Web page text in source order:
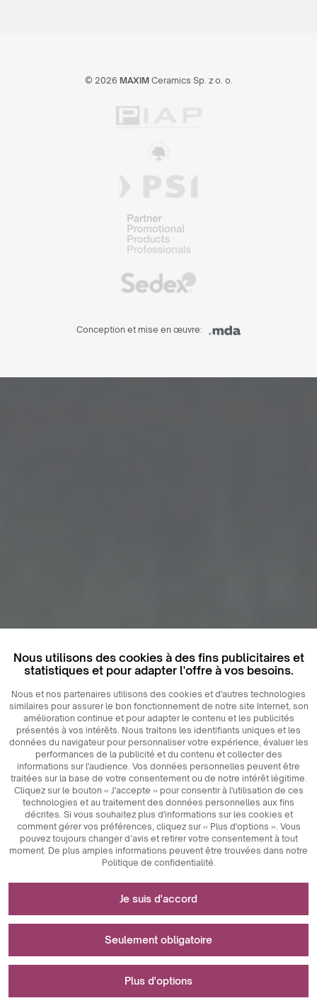
© 2026 MAXIMCeramics Sp. z o. o.
Conception et mise en œuvre:
Nous utilisons des cookies à des fins publicitaires et
statistiques et pour adapter l'offre à vos besoins.
Nous et nos partenaires utilisons des cookies et d'autres technologies
similaires pour assurer le bon fonctionnement de notre site Internet, son
amélioration continue et pour adapter le contenu et les publicités
présentés à vos intérêts. Nous traitons les identifiants uniques et les
données du navigateur pour personnaliser votre expérience, évaluer les
performances de la publicité et du contenu et collecter des
informations sur l'audience. Vos données personnelles peuvent être
traitées sur la base de votre consentement ou de notre intérêt légitime.
Cliquez sur le bouton « J'accepte » pour consentir à l'utilisation de ces
technologies et au traitement des données personnelles aux fins
décrites. Si vous souhaitez plus d'informations sur les cookies et
comment gérer vos préférences, cliquez sur « Plus d'options ». Vous
pouvez toujours changer d’avis et retirer votre consentement à tout
moment. De plus amples informations peuvent être trouvées dans notre
Politique de confidentialité.
Nécessaire au fonctionnement du site internet
Les cookies techniquement nécessaires sont des
éléments clés qui garantissent le bon fonctionnement du
site Internet. Ceux-ci incluent des identifiants de session,
qui nous permettent de vous reconnaître lorsque vous
cohérence des sessions et activant des fonctionnalités
telles que les paniers d'achat et les sessions de
collecter des données concernant l'activité des utilisateurs
sur le site Web. Leur objectif principal est d’analyser le
Utilisé pour afficher des publicités
Je suis d'accord
Seulement obligatoire
Plus d'options